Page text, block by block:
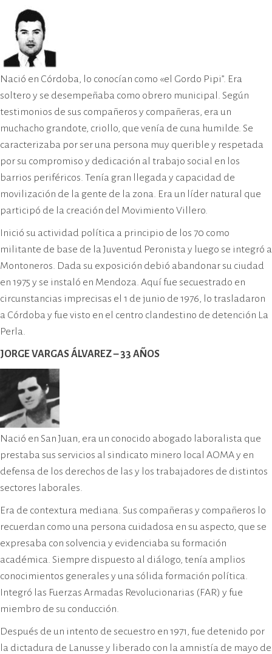
Nació en Córdoba, lo conocían como «el Gordo Pipi”. Era
soltero y se desempeñaba como obrero municipal. Según
testimonios de sus compañeros y compañeras, era un
muchacho grandote, criollo, que venía de cuna humilde. Se
caracterizaba por ser una persona muy querible y respetada
por su compromiso y dedicación al trabajo social en los
barrios periféricos. Tenía gran llegada y capacidad de
movilización de la gente de la zona. Era un líder natural que
participó de la creación del Movimiento Villero.
Inició su actividad política a principio de los 70 como
militante de base de la Juventud Peronista y luego se integró a
Montoneros. Dada su exposición debió abandonar su ciudad
en 1975 y se instaló en Mendoza. Aquí fue secuestrado en
circunstancias imprecisas el 1 de junio de 1976, lo trasladaron
a Córdoba y fue visto en el centro clandestino de detención La
Perla.
JORGE VARGAS ÁLVAREZ – 33 AÑOS
Nació en San Juan, era un conocido abogado laboralista que
prestaba sus servicios al sindicato minero local AOMA y en
defensa de los derechos de las y los trabajadores de distintos
sectores laborales.
Era de contextura mediana. Sus compañeras y compañeros lo
recuerdan como una persona cuidadosa en su aspecto, que se
expresaba con solvencia y evidenciaba su formación
académica. Siempre dispuesto al diálogo, tenía amplios
conocimientos generales y una sólida formación política.
Integró las Fuerzas Armadas Revolucionarias (FAR) y fue
miembro de su conducción.
Después de un intento de secuestro en 1971, fue detenido por
la dictadura de Lanusse y liberado con la amnistía de mayo de